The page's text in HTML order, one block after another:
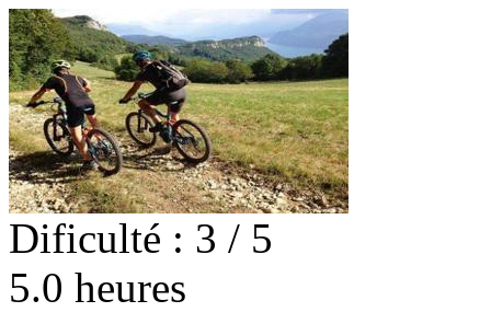
Dificulté : 3 / 5
5.0 heures